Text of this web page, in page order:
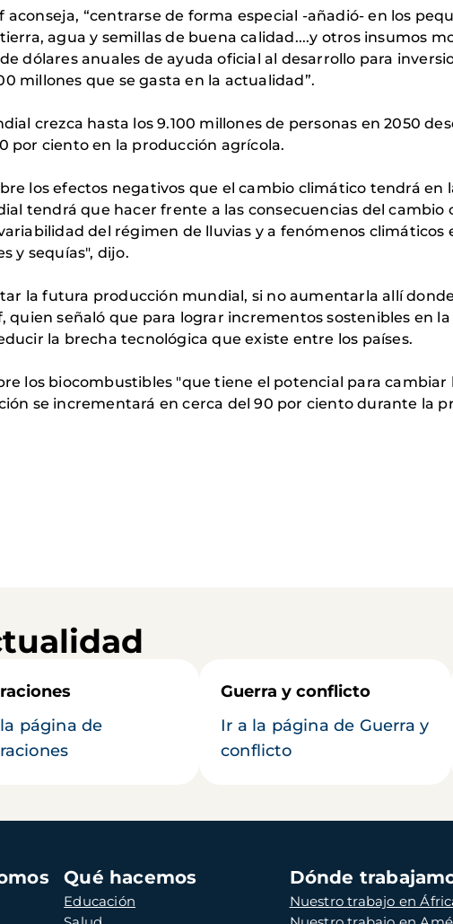
“centrarse de forma especial -añadió- en los
agua y semillas de buena calidad....y otros insumos
dólares anuales de ayuda oficial al desarrollo para
millones que se gasta en la actualidad”.
crezca hasta los 9.100 millones de personas en 2050
por ciento en la producción agrícola.
los efectos negativos que el cambio climático tendrá en
tendrá que hacer frente a las consecuencias del
del régimen de lluvias y a fenómenos climáticos
y sequías", dijo.
la futura producción mundial, si no aumentarla allí
quien señaló que para lograr incrementos sostenibles en
la brecha tecnológica que existe entre los países.
los biocombustibles "que tiene el potencial para cambiar
se incrementará en cerca del 90 por ciento durante la
página de
Guerra y conflicto
Ir a la página de Guerra y
conflicto
Qué hacemos
Educación
Dónde
Nuestro trabajo en